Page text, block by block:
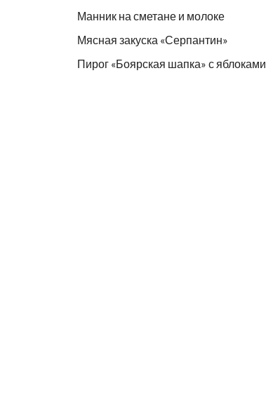
Манник на сметане и молоке
Мясная закуска «Серпантин»
Пирог «Боярская шапка» с яблоками